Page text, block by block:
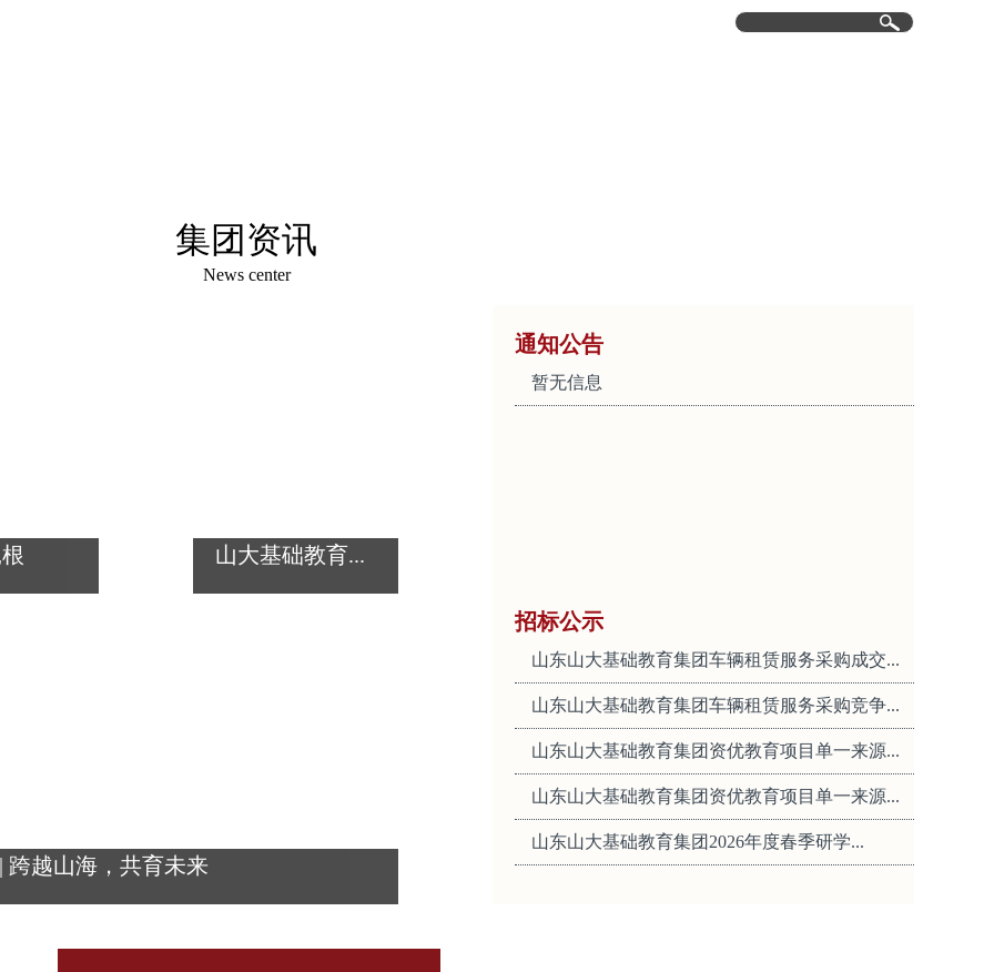
集团资讯
News center
山大基础教育...
跨越山海，共育未来
通知公告
暂无信息
招标公示
山东山大基础教育集团车辆租赁服务采购成交...
山东山大基础教育集团车辆租赁服务采购竞争...
山东山大基础教育集团资优教育项目单一来源...
山东山大基础教育集团资优教育项目单一来源...
山东山大基础教育集团2026年度春季研学...